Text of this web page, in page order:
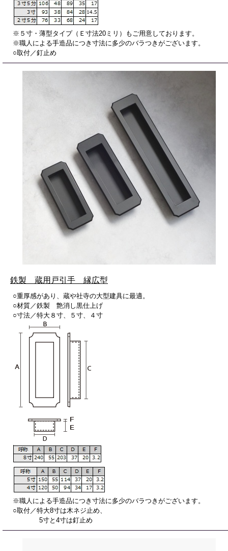
※５寸・薄型タイプ（Ｅ寸法20ミリ）もご用意しております。
※職人による手造品につき寸法に多少のバラつきがございます。
○取付／釘止め
鉄製 蔵用戸引手 縁広型
○重厚感があり、蔵や社寺の大型建具に最適。
○材質／鉄製 艶消し黒仕上げ
○寸法／特大８寸、５寸、４寸
※職人による手造品につき寸法に多少のバラつきがございます。
○取付／特大8寸は木ネジ止め、
5寸と4寸は釘止め